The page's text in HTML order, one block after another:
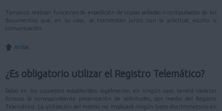
Tampoco realizan funciones de expedición de copias selladas o compulsadas de los
documentos que, en su caso, se transmitan junto con la solicitud, escrito o
comunicación.
Arriba
¿Es obligatorio utilizar el Registro Telemático?
Salvo en los supuestos establecidos legalmente, en ningún caso tendrá carácter
forzoso la correspondiente presentación de solicitudes, por medio del Registro
Telemático. La utilización del mismo no implicará ningún trato discriminatorio en